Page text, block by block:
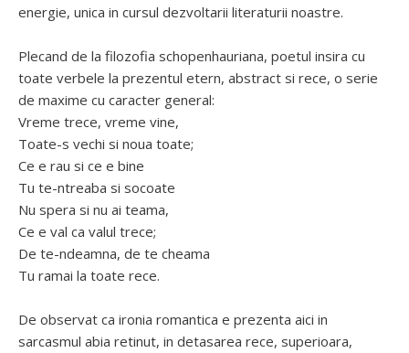
energie, unica in cursul dezvoltarii literaturii noastre.
Plecand de la filozofia schopenhauriana, poetul insira cu
toate verbele la prezentul etern, abstract si rece, o serie
de maxime cu caracter general:
Vreme trece, vreme vine,
Toate-s vechi si noua toate;
Ce e rau si ce e bine
Tu te-ntreaba si socoate
Nu spera si nu ai teama,
Ce e val ca valul trece;
De te-ndeamna, de te cheama
Tu ramai la toate rece.
De observat ca ironia romantica e prezenta aici in
sarcasmul abia retinut, in detasarea rece, superioara,